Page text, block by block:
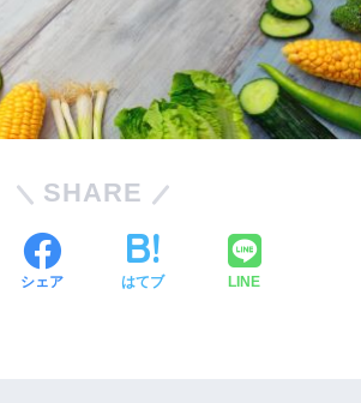
SHARE
シェア はてブ LINE